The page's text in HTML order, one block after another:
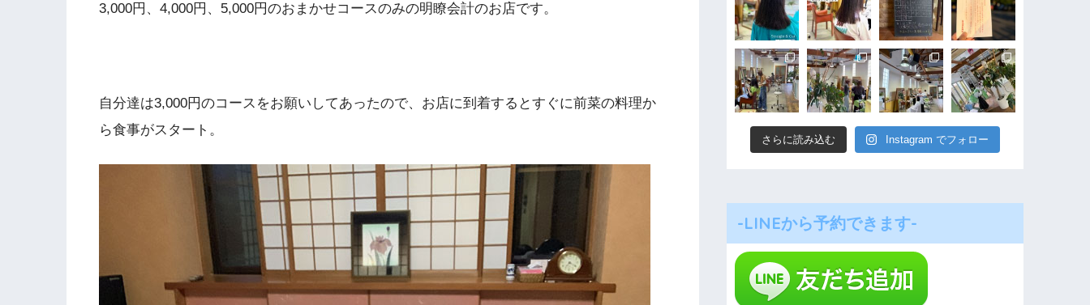
3,000円、4,000円、5,000円のおまかせコースのみの明瞭会計のお店です。
自分達は3,000円のコースをお願いしてあったので、お店に到着するとすぐに前菜の料理か
ら食事がスタート。
さらに読み込む Instagram でフォロー
-LINEから予約できます-